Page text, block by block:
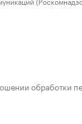
обработки